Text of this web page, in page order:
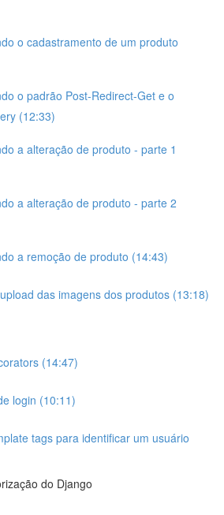
o cadastramento de um produto
o padrão Post-Redirect-Get e o
(12:33)
a alteração de produto - parte 1
a alteração de produto - parte 2
a remoção de produto (14:43)
das imagens dos produtos (13:18)
(14:47)
login (10:11)
tags para identificar um usuário
do Django